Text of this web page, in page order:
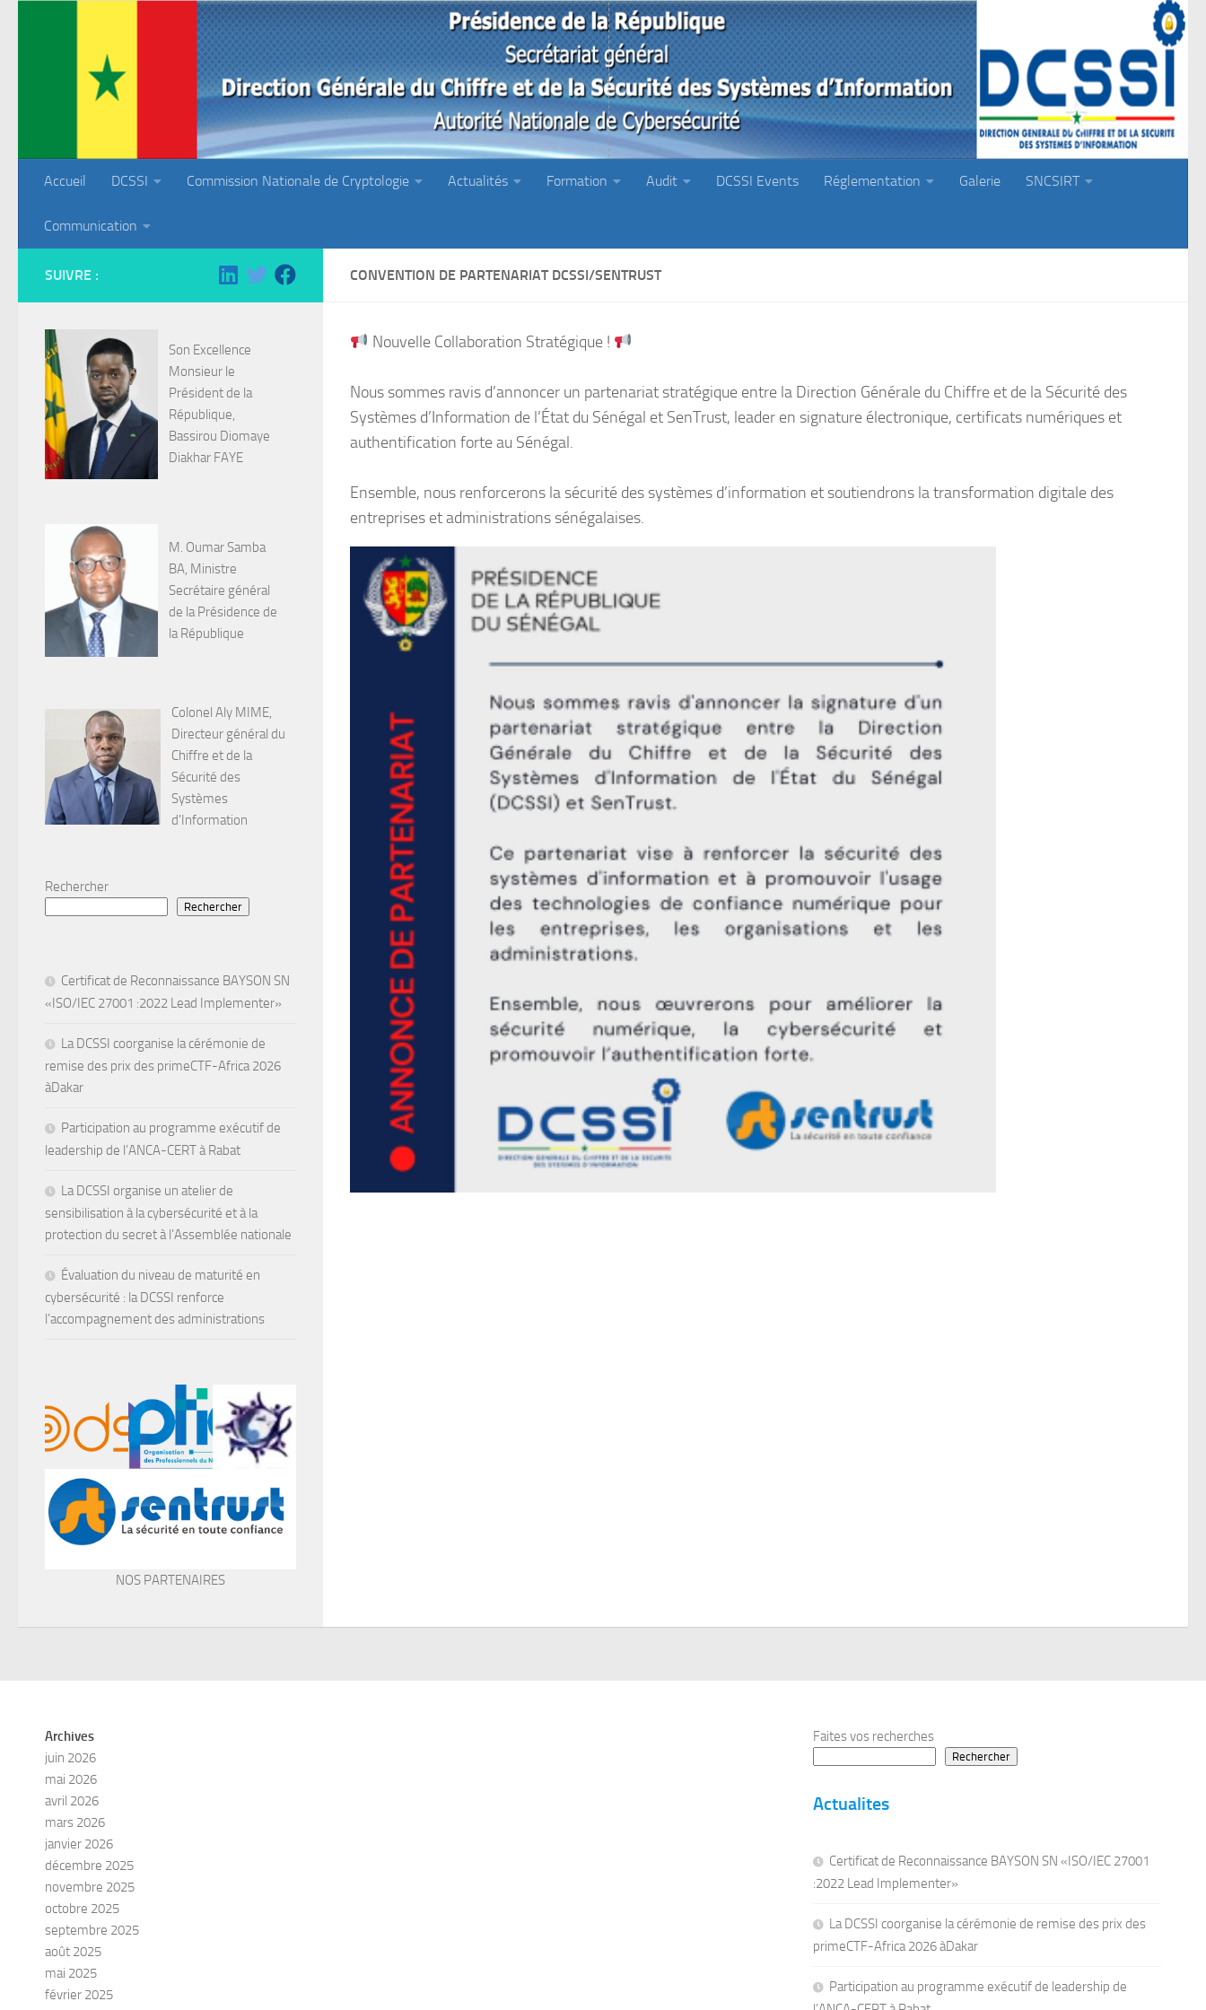
Accueil DCSSI Commission Nationale de Cryptologie Actualités Formation Audit DCSSI Events Réglementation Galerie SNCSIRT
Communication
CONVENTION DE PARTENARIAT DCSSI/SENTRUST
Nouvelle Collaboration Stratégique !
Nous sommes ravis d’annoncer un partenariat stratégique entre la Direction Générale du Chiffre et de la Sécurité des
Systèmes d’Information de l’État du Sénégal et SenTrust, leader en signature électronique, certificats numériques et
authentification forte au Sénégal.
Ensemble, nous renforcerons la sécurité des systèmes d’information et soutiendrons la transformation digitale des
entreprises et administrations sénégalaises.
SUIVRE :
Son Excellence
Monsieur le
Président de la
République,
Bassirou Diomaye
Diakhar FAYE
M. Oumar Samba
BA, Ministre
Secrétaire général
de la Présidence de
la République
Colonel Aly MIME,
Directeur général du
Chiffre et de la
Sécurité des
Systèmes
d'Information
Rechercher
Rechercher
Certificat de Reconnaissance BAYSON SN
«ISO/IEC 27001 :2022 Lead Implementer»
La DCSSI coorganise la cérémonie de
remise des prix des primeCTF-Africa 2026
àDakar
Participation au programme exécutif de
leadership de l’ANCA-CERT à Rabat
La DCSSI organise un atelier de
sensibilisation à la cybersécurité et à la
protection du secret à l’Assemblée nationale
Évaluation du niveau de maturité en
cybersécurité : la DCSSI renforce
l’accompagnement des administrations
NOS PARTENAIRES
Archives
juin 2026
mai 2026
avril 2026
mars 2026
janvier 2026
décembre 2025
novembre 2025
octobre 2025
septembre 2025
août 2025
mai 2025
février 2025
Faites vos recherches
Rechercher
Actualites
Certificat de Reconnaissance BAYSON SN «ISO/IEC 27001
:2022 Lead Implementer»
La DCSSI coorganise la cérémonie de remise des prix des
primeCTF-Africa 2026 àDakar
Participation au programme exécutif de leadership de